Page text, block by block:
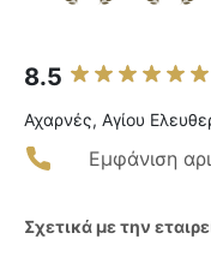
8.5
Αχαρνές, Αγίου
Εμφάνιση
Σχετικά με την